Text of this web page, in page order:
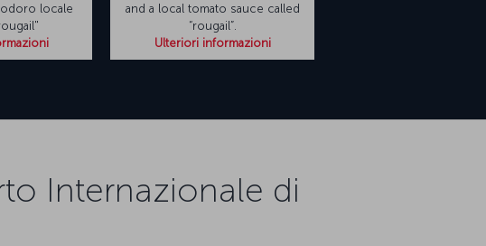
locale
and a local tomato sauce called
“rougail”.
Ulteriori informazioni
Internazionale di